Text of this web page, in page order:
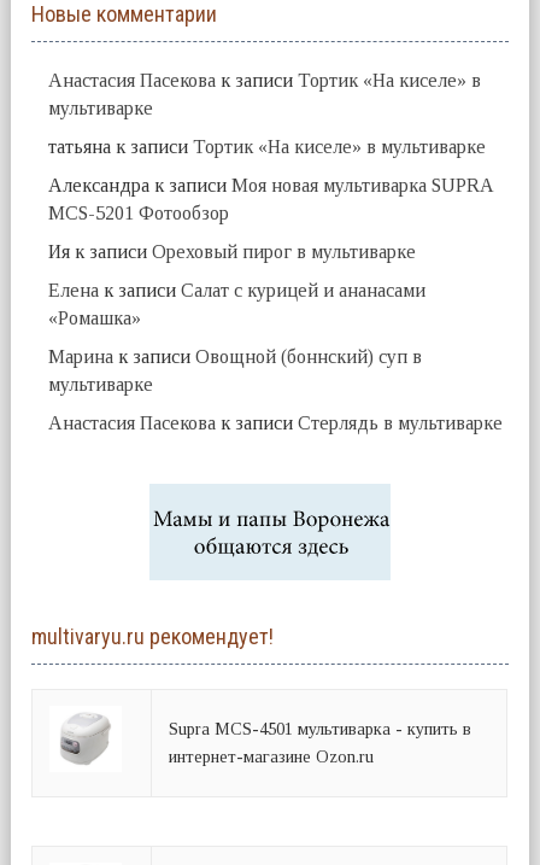
Новые комментарии
Анастасия Пасекова к записиТортик «На киселе» в
мультиварке
татьяна к записиТортик «На киселе» в мультиварке
Александра к записиМоя новая мультиварка SUPRA
MCS-5201 Фотообзор
Ия к записиОреховый пирог в мультиварке
Елена к записиСалат с курицей и ананасами
«Ромашка»
Марина к записиОвощной (боннский) суп в
мультиварке
Анастасия Пасекова к записиСтерлядь в мультиварке
multivaryu.ru рекомендует!
Supra MCS-4501 мультиварка - купить в
интернет-магазине Ozon.ru